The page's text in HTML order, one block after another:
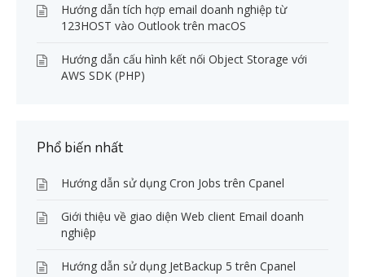
Hướng dẫn tích hợp email doanh nghiệp từ
123HOST vào Outlook trên macOS
Hướng dẫn cấu hình kết nối Object Storage với
AWS SDK (PHP)
Phổ biến nhất
Hướng dẫn sử dụng Cron Jobs trên Cpanel
Giới thiệu về giao diện Web client Email doanh
nghiệp
Hướng dẫn sử dụng JetBackup 5 trên Cpanel